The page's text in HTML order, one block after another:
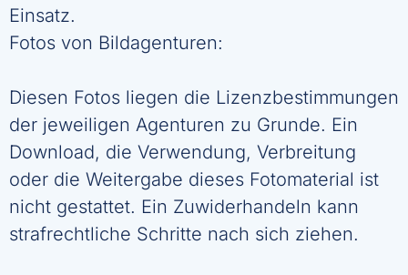
Einsatz.
Fotos von Bildagenturen:
Diesen Fotos liegen die Lizenzbestimmungen
der jeweiligen Agenturen zu Grunde. Ein
Download, die Verwendung, Verbreitung
oder die Weitergabe dieses Fotomaterial ist
nicht gestattet. Ein Zuwiderhandeln kann
strafrechtliche Schritte nach sich ziehen.